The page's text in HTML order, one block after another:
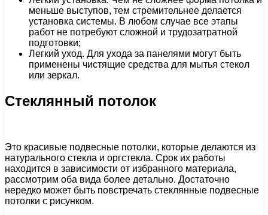
меньше выступов, тем стремительнее делается
установка системы. В любом случае все этапы
работ не потребуют сложной и трудозатратной
подготовки;
Легкий уход. Для ухода за панелями могут быть
применены чистящие средства для мытья стекол
или зеркал.
Стеклянный потолок
Это красивые подвесные потолки, которые делаются из
натурального стекла и оргстекла. Срок их работы
находится в зависимости от избранного материала,
рассмотрим оба вида более детально. Достаточно
нередко может быть повстречать стеклянные подвесные
потолки с рисунком.